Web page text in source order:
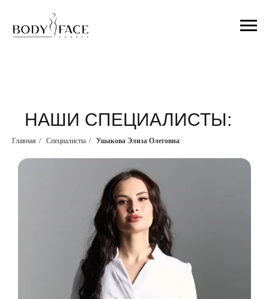
НАШИ СПЕЦИАЛИСТЫ:
Главная / Специалисты / Ушакова Элиза Олеговна